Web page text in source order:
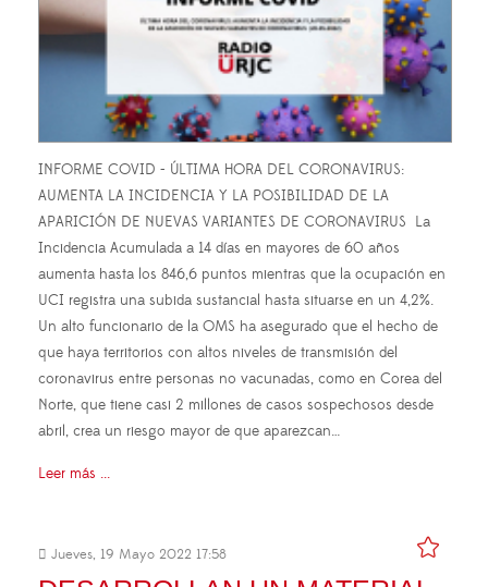
INFORME COVID - ÚLTIMA HORA DEL CORONAVIRUS:
AUMENTA LA INCIDENCIA Y LA POSIBILIDAD DE LA
APARICIÓN DE NUEVAS VARIANTES DE CORONAVIRUS La
Incidencia Acumulada a 14 días en mayores de 60 años
aumenta hasta los 846,6 puntos mientras que la ocupación en
UCI registra una subida sustancial hasta situarse en un 4,2%.
Un alto funcionario de la OMS ha asegurado que el hecho de
que haya territorios con altos niveles de transmisión del
coronavirus entre personas no vacunadas, como en Corea del
Norte, que tiene casi 2 millones de casos sospechosos desde
abril, crea un riesgo mayor de que aparezcan…
Leer más ...
Jueves, 19 Mayo 2022 17:58